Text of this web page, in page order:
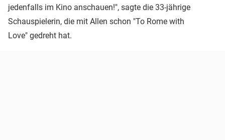
jedenfalls im Kino anschauen!", sagte die 33-jährige
Schauspielerin, die mit Allen schon "To Rome with
Love" gedreht hat.